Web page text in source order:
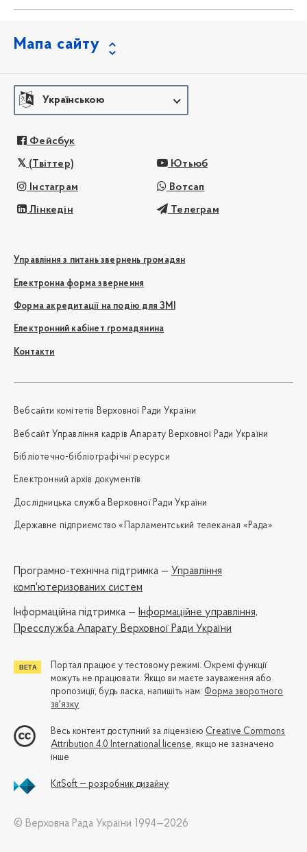
Мапа сайту
Українською
Фейсбук
(Твіттер) Ютьюб
Інстаграм Вотсап
Лінкедін Телеграм
Управління з питань звернень громадян
Електронна форма звернення
Форма акредитації на подію для ЗМІ
Електронний кабінет громадянина
Контакти
Вебсайти комітетів Верховної Ради України
Вебсайт Управління кадрів Апарату Верховної Ради України
Бібліотечно-бібліографічні ресурси
Електронний архів документів
Дослідницька служба Верховної Ради України
Державне підприємство «Парламентський телеканал «Рада»
Програмно-технічна підтримка — Управління
комп'ютеризованих систем
Iнформаційна підтримка — Інформаційне управління,
Пресслужба Апарату Верховної Ради України
Портал працює у тестовому режимі. Окремі функції
можуть не працювати. Якщо ви маєте зауваження або
пропозиції, будь ласка, напишіть нам: Форма зворотного
зв'язку
Весь контент доступний за ліцензією Creative Commons
Attribution 4.0 International license, якщо не зазначено
інше
KitSoft — розробник дизайну
© Верховна Рада України 1994—2026